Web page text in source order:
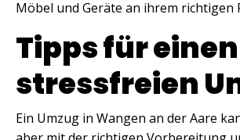
Möbel und Geräte an ihrem richtigen
Tipps für einen
stressfreien
Ein Umzug in Wangen an der Aare